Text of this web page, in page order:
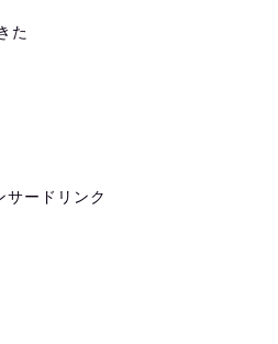
た
サードリンク